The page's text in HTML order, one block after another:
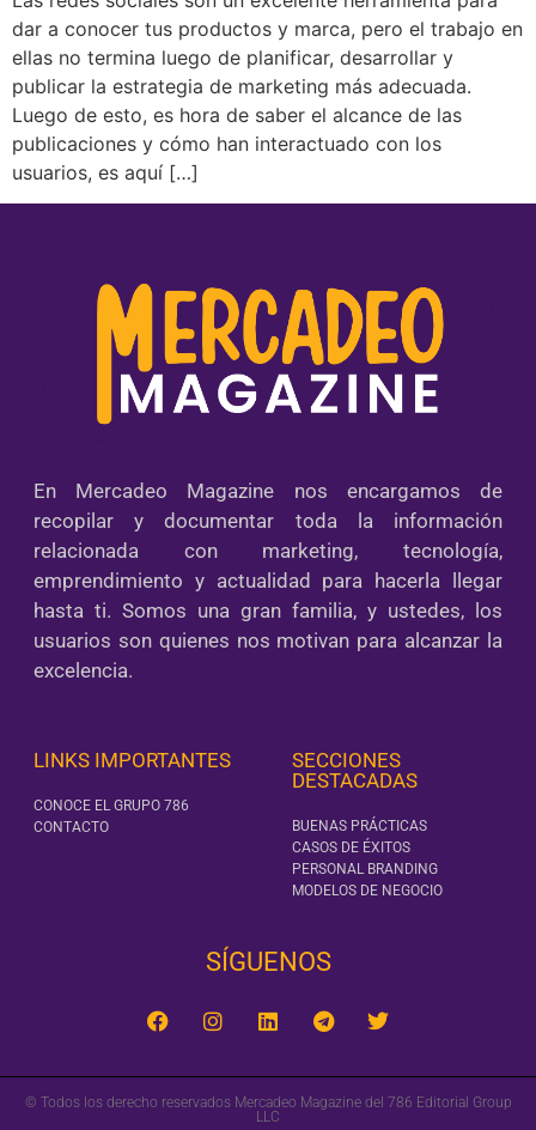
dar a conocer tus productos y marca, pero el trabajo en
ellas no termina luego de planificar, desarrollar y
publicar la estrategia de marketing más adecuada.
Luego de esto, es hora de saber el alcance de las
publicaciones y cómo han interactuado con los
usuarios, es aquí […]
En Mercadeo Magazine nos encargamos de
recopilar y documentar toda la información
relacionada con marketing, tecnología,
emprendimiento y actualidad para hacerla llegar
hasta ti. Somos una gran familia, y ustedes, los
usuarios son quienes nos motivan para alcanzar la
excelencia.
LINKS IMPORTANTES
CONOCE EL GRUPO 786
CONTACTO
SECCIONES
DESTACADAS
BUENAS PRÁCTICAS
CASOS DE ÉXITOS
PERSONAL BRANDING
MODELOS DE NEGOCIO
SÍGUENOS‎
© Todos los derecho reservados Mercadeo Magazine del 786 Editorial Group
LLC